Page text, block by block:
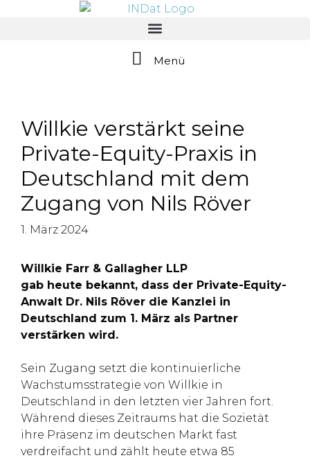
Menü
Willkie verstärkt seine
Private-Equity-Praxis in
Deutschland mit dem
Zugang von Nils Röver
1. März 2024
Willkie Farr & Gallagher LLP
gab heute bekannt, dass der Private-Equity-
Anwalt Dr. Nils Röver die Kanzlei in
Deutschland zum 1. März als Partner
verstärken wird.
Sein Zugang setzt die kontinuierliche
Wachstumsstrategie von Willkie in
Deutschland in den letzten vier Jahren fort.
Während dieses Zeitraums hat die Sozietät
ihre Präsenz im deutschen Markt fast
verdreifacht und zählt heute etwa 85